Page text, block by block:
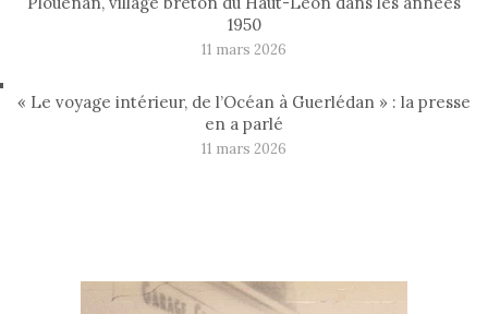
1950
11 mars 2026
« Le voyage intérieur, de l’Océan à Guerlédan » : la presse
en a parlé
11 mars 2026